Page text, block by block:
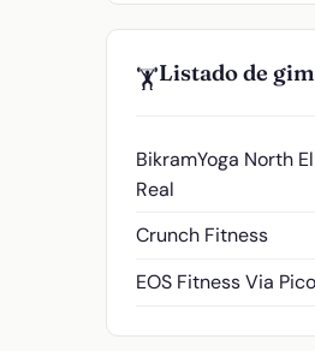
🏋️Listado de
BikramYoga North
Real
Crunch Fitness
EOS FitnessVia